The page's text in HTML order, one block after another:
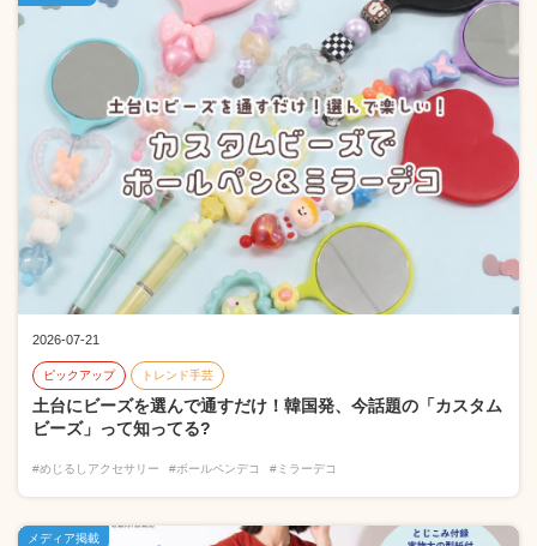
2026-07-21
ピックアップ トレンド手芸
土台にビーズを選んで通すだけ！韓国発、今話題の「カスタム
ビーズ」って知ってる?
#めじるしアクセサリー #ボールペンデコ #ミラーデコ
メディア掲載